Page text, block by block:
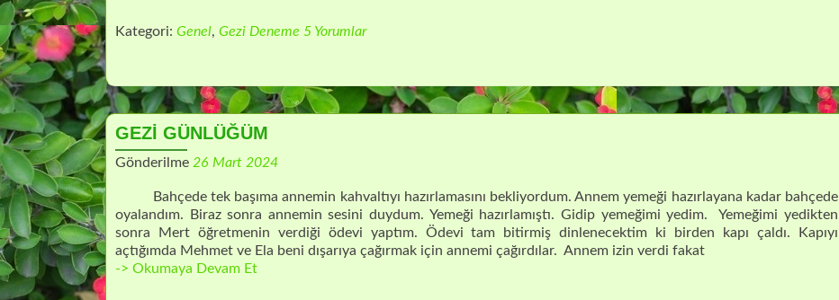
Kategori: Genel, Gezi Deneme 5 Yorumlar
GEZİ GÜNLÜĞÜM
Gönderilme 26 Mart 2024
Bahçede tek başıma annemin kahvaltıyı hazırlamasını bekliyordum. Annem yemeği hazırlayana kadar bahçede
oyalandım. Biraz sonra annemin sesini duydum. Yemeği hazırlamıştı. Gidip yemeğimi yedim. Yemeğimi yedikten
sonra Mert öğretmenin verdiği ödevi yaptım. Ödevi tam bitirmiş dinlenecektim ki birden kapı çaldı. Kapıyı
açtığımda Mehmet ve Ela beni dışarıya çağırmak için annemi çağırdılar. Annem izin verdi fakat
-> Okumaya Devam EtGEZİ